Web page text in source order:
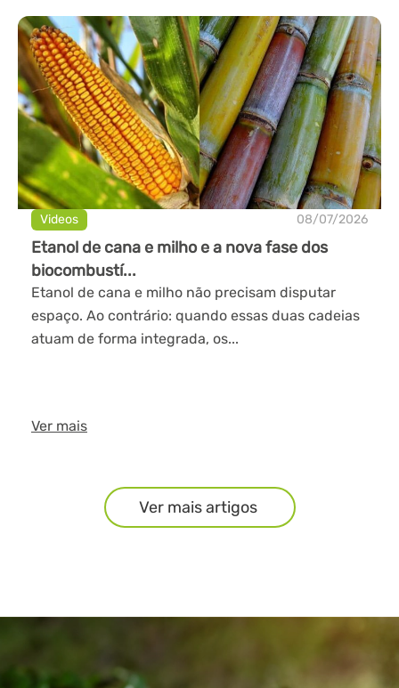
Videos 08/07/2026
Etanol de cana e milho e a nova fase dos
biocombustí...
Etanol de cana e milho não precisam disputar
espaço. Ao contrário: quando essas duas cadeias
atuam de forma integrada, os...
Ver mais
Ver mais artigos